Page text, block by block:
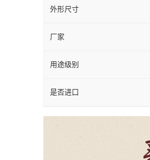
外形尺寸
厂家
用途级别
是否进口